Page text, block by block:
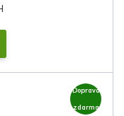
Doprava
zdarma